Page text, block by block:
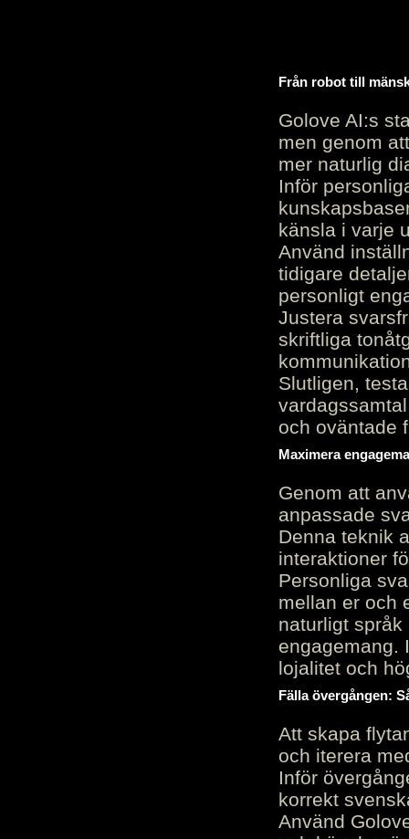
Från robot till
Golove AI:s
men genom
mer naturlig
Inför
känsla i varje
Använd
tidigare
personligt
Justera
skriftliga
Slutligen,
och oväntade
Maximera
Genom att
anpassade
Denna teknik
interaktioner
Personliga
mellan er och
naturligt
engagemang.
lojalitet och
Fälla övergången:
Att skapa
och iterera
Inför
korrekt
Använd